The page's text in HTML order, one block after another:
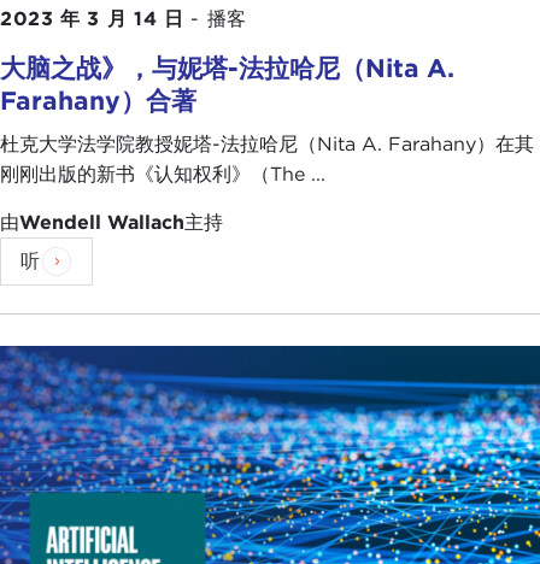
2023 年 3 月 14 日 - 播客
大脑之战》，与妮塔-法拉哈尼（Nita A.
Farahany）合著
杜克大学法学院教授妮塔-法拉哈尼（Nita A. Farahany）在其
刚刚出版的新书《认知权利》（The ...
由Wendell Wallach主持
听